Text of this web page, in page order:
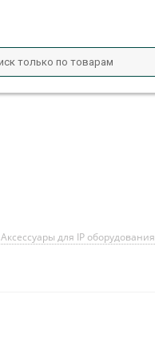
Аксессуары для IP оборудования